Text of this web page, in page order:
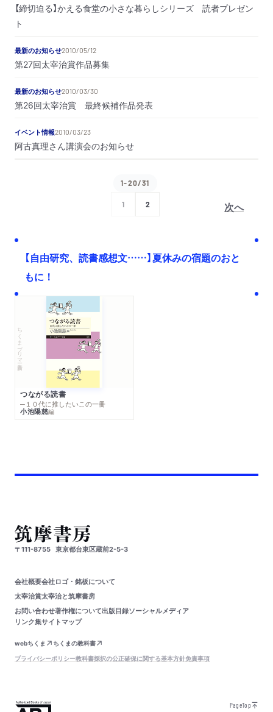
【締切迫る】かえる食堂の小さな暮らしシリーズ 読者プレゼン
ト
最新のお知らせ2010/05/12
第27回太宰治賞作品募集
最新のお知らせ2010/03/30
第26回太宰治賞 最終候補作品発表
イベント情報2010/03/23
阿古真理さん講演会のお知らせ
1-20/31
1 2 次へ
【自由研究、読書感想文……】夏休みの宿題のおと
もに！
ちくまプリマー新書
つながる読書
─１０代に推したいこの一冊
小池陽慈編
〒111-8755 東京都台東区蔵前2-5-3
会社概要会社ロゴ・銘板について
太宰治賞太宰治と筑摩書房
お問い合わせ著作権について出版目録ソーシャルメディア
リンク集サイトマップ
webちくま
ちくまの教科書
プライバシーポリシー教科書採択の公正確保に関する基本方針免責事項
PageTop